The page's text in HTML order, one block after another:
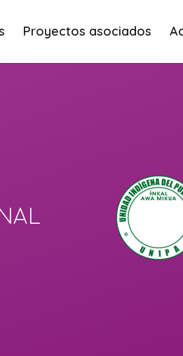
Proyectos asociados